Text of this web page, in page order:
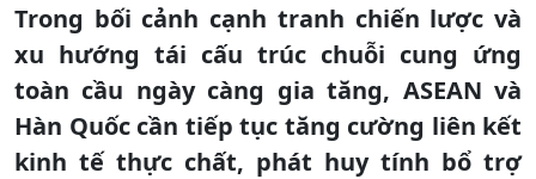
Trong bối cảnh cạnh tranh chiến lược và
xu hướng tái cấu trúc chuỗi cung ứng
toàn cầu ngày càng gia tăng, ASEAN và
Hàn Quốc cần tiếp tục tăng cường liên kết
kinh tế thực chất, phát huy tính bổ trợ